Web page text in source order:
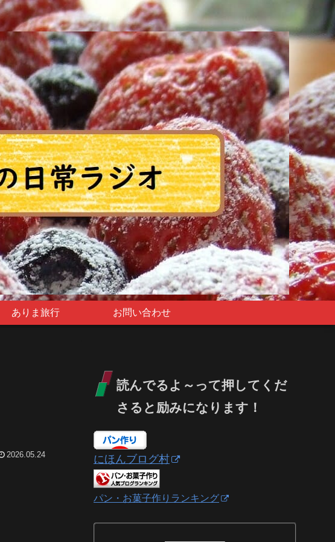
ありま旅行 お問い合わせ
2026.05.24
読んでるよ～って押してくだ
さると励みになります！
にほんブログ村
パン・お菓子作りランキング